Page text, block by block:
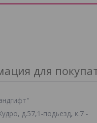
для
д.57,1-подьезд, к.7 -